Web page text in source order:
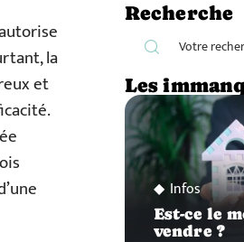
la
et
Recherche
Les
Infos
Est-ce le
vendre ?